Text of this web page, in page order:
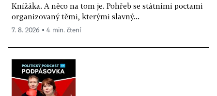
Knížáka. A něco na tom je. Pohřeb se státními poctami
organizovaný těmi, kterými slavný...
7. 8. 2026 ▪ 4 min. čtení